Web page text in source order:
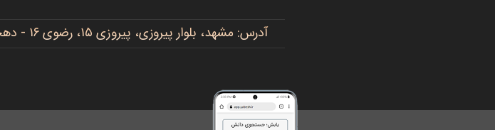
آدرس: مشهد، بلوار پیروزی، پیروزی ۱۵، رضوی ۱۶ - دهخدا ۱۲، پلاک ۱۴ ──── کدپستی: ۹۱۷۷۷۳۴۴۸۶